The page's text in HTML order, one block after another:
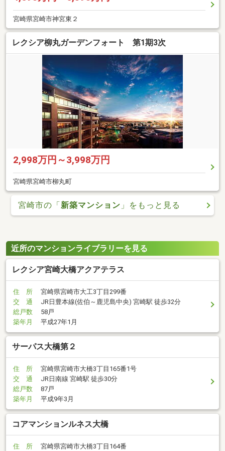
宮崎県宮崎市神宮東２
レクシア柳丸ガーデンフォート 第1期3次
2,998万円～3,998万円
宮崎県宮崎市柳丸町
宮崎市の「新築マンション 」をもっと見る
近所のマンションライブラリーを見る
レクシア宮崎大橋アクアテラス
住 所
宮崎県宮崎市大工3丁目299番
交 通
JR日豊本線(佐伯～鹿児島中央) 宮崎駅 徒歩32分
総戸数
58戸
築年月
平成27年1月
サーパス大橋第２
住 所
宮崎県宮崎市大橋3丁目165番1号
交 通
JR日南線 宮崎駅 徒歩30分
総戸数
87戸
築年月
平成9年3月
コアマンションルネス大橋
住 所 宮崎県宮崎市大橋3丁目164番